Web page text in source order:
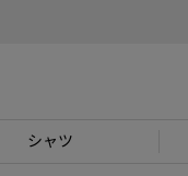
シャツ